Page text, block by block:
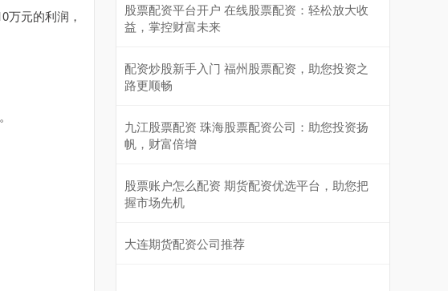
万元的利润，
股票配资平台开户 在线股票配资：轻松放大收
益，掌控财富未来
配资炒股新手入门 福州股票配资，助您投资之
路更顺畅
九江股票配资 珠海股票配资公司：助您投资扬
帆，财富倍增
股票账户怎么配资 期货配资优选平台，助您把
握市场先机
大连期货配资公司推荐